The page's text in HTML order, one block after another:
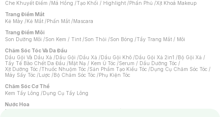
Che Khuyết Điểm /Má Hồng /Tạo Khối / Highlight /Phấn Phủ /Xịt Khoá Makeup
Trang Điểm Mắt
Kẻ Mày /Kẻ Mắt /Phấn Mắt /Mascara
Trang Điểm Môi
Son Dưỡng Môi /Son Kem / Tint /Son Thỏi /Son Bóng /Tẩy Trang Mắt / Môi
Chăm Sóc Tóc Và Da Đầu
Dầu Gội Và Dầu Xả /Dầu Gội /Dầu Xả /Dầu Gội Khô /Dầu Gội Xả 2in1 /Bộ Gội Xả /
Tẩy Tế Bào Chết Da Đầu /Mặt Nạ / Kem Ủ Tóc /Serum / Dầu Dưỡng Tóc /
Xịt Dưỡng Tóc /Thuốc Nhuộm Tóc /Sản Phẩm Tạo Kiểu Tóc /Dụng Cụ Chăm Sóc Tóc /
Máy Sấy Tóc /Lược /Bộ Chăm Sóc Tóc /Phụ Kiện Tóc
Chăm Sóc Cơ Thể
Kem Tẩy Lông /Dụng Cụ Tẩy Lông
Nước Hoa
Nước Hoa Nữ